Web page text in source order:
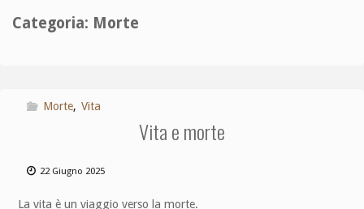
Categoria: Morte
Morte, Vita
Vita e morte
22 Giugno 2025
La vita è un viaggio verso la morte.